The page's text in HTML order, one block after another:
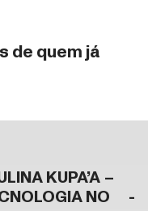
de quem já
KUPA’A –
NO